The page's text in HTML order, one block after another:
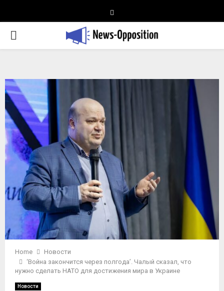
PRIMARY
Home
Новости
‘Война закончится через полгода’. Чалый сказал, что
нужно сделать НАТО для достижения мира в Украине
Новости